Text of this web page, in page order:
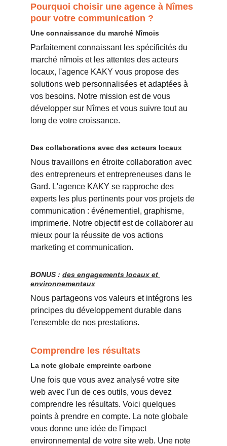
Pourquoi choisir une agence à Nîmes
pour votre communication ?
Une connaissance du marché Nîmois
Parfaitement connaissant les spécificités du
marché nîmois et les attentes des acteurs
locaux, l'agence KAKY vous propose des
solutions web personnalisées et adaptées à
vos besoins. Notre mission est de vous
développer sur Nîmes et vous suivre tout au
long de votre croissance.
Des collaborations avec des acteurs locaux
Nous travaillons en étroite collaboration avec
des entrepreneurs et entrepreneuses dans le
Gard. L'agence KAKY se rapproche des
experts les plus pertinents pour vos projets de
communication : événementiel, graphisme,
imprimerie. Notre objectif est de collaborer au
mieux pour la réussite de vos actions
marketing et communication.
BONUS : des engagements locaux et
environnementaux
Nous partageons vos valeurs et intégrons les
principes du développement durable dans
l'ensemble de nos prestations.
Comprendre les résultats
La note globale empreinte carbone
Une fois que vous avez analysé votre site
web avec l'un de ces outils, vous devez
comprendre les résultats. Voici quelques
points à prendre en compte. La note globale
vous donne une idée de l'impact
environnemental de votre site web. Une note